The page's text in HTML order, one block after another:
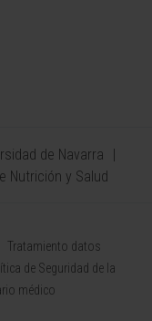
de Navarra
Nutrición y Salud
Tratamiento datos
de Seguridad de la
médico